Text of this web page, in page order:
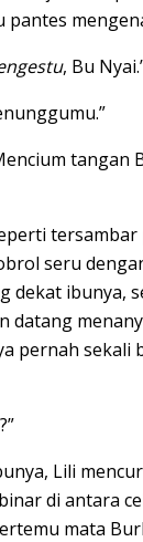
pantes
, Bu
tangan
seru
dekat ibunya,
datang
pernah sekali
Lili
di antara
mata